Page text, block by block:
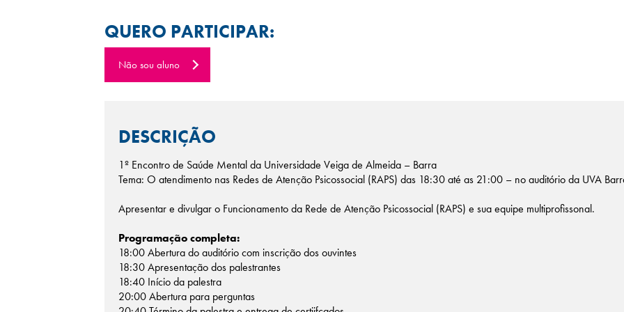
QUERO PARTICIPAR:
Não sou aluno
DESCRIÇÃO
1º Encontro de Saúde Mental da Universidade Veiga de Almeida – Barra
Tema: O atendimento nas Redes de Atenção Psicossocial (RAPS) das 18:30 até as 21:00 – no auditório da UVA
Apresentar e divulgar o Funcionamento da Rede de Atenção Psicossocial (RAPS) e sua equipe multiprofissonal.
Programação completa:
18:00 Abertura do auditório com inscrição dos ouvintes
18:30 Apresentação dos palestrantes
18:40 Início da palestra
20:00 Abertura para perguntas